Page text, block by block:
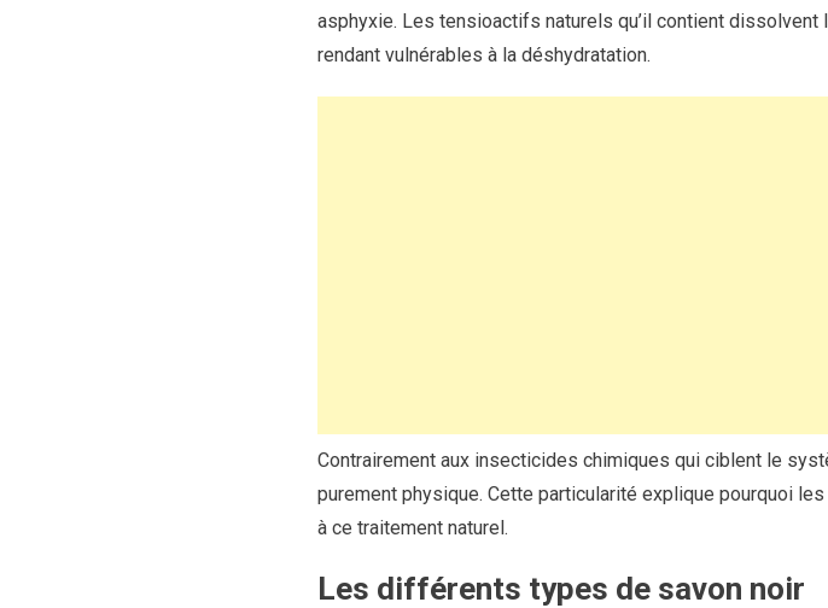
asphyxie. Les tensioactifs naturels qu’il contient
rendant vulnérables à la déshydratation.
Contrairement aux insecticides chimiques qui ciblent le
purement physique. Cette particularité explique pourquoi
à ce traitement naturel.
Les différents types de savon noir